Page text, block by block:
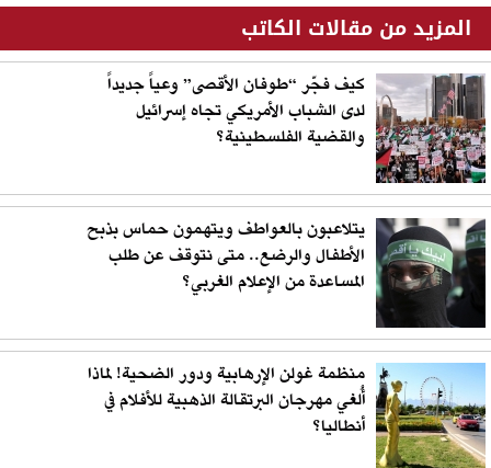
المزيد من مقالات الكاتب
كيف فجّر “طوفان الأقصى” وعياً جديداً
لدى الشباب الأمريكي تجاه إسرائيل
والقضية الفلسطينية؟
يتلاعبون بالعواطف ويتهمون حماس بذبح
الأطفال والرضع.. متى نتوقف عن طلب
المساعدة من الإعلام الغربي؟
منظمة غولن الإرهابية ودور الضحية! لماذا
أُلغي مهرجان البرتقالة الذهبية للأفلام في
أنطاليا؟